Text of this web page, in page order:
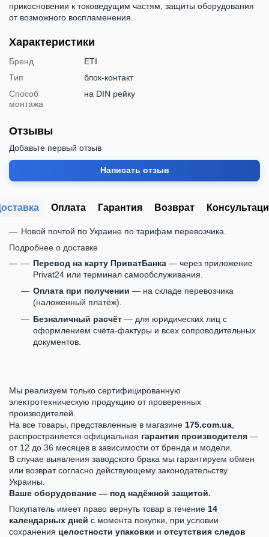
прикосновении к токоведущим частям, защиты оборудования
от возможного воспламенения.
Характеристики
Бренд
ETI
Тип
блок-контакт
Способ
монтажа
на DIN рейку
Отзывы
Добавьте первый отзыв
Написать отзыв
Оплата Гарантия Возврат
Новой почтой по Украине по тарифам перевозчика.
Подробнее о доставке
Перевод на карту ПриватБанка — через приложение
Privat24 или терминал самообслуживания.
Оплата при получении — на складе перевозчика
(наложенный платёж).
Безналичный расчёт — для юридических лиц с
оформлением счёта-фактуры и всех сопроводительных
документов.
Мы реализуем только сертифицированную
электротехническую продукцию от проверенных
производителей.
На все товары, представленные в магазине 175.com.ua
распространяется официальная гарантия производителя —
от 12 до 36 месяцев в зависимости от бренда и модели.
В случае выявления заводского брака мы гарантируем обмен
или возврат согласно действующему законодательству
Украины.
Ваше оборудование — под надёжной защитой.
Покупатель имеет право вернуть товар в течение 14
календарных дней с момента покупки, при условии
сохранения целостности упаковки и отсутствия следов